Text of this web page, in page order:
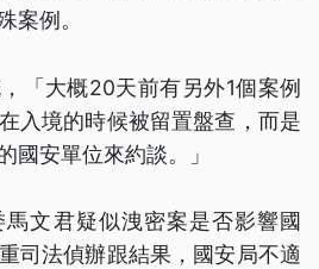
案例。
「大概20天前有另外1個案例
入境的時候被留置盤查，而是
國安單位來約談。」
文君疑似洩密案是否影響國
司法偵辦跟結果，國安局不適